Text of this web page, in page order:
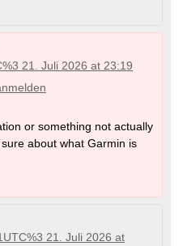
21. Juli 2026 at 23:19
or something not actually
about what Garmin is
21. Juli 2026 at